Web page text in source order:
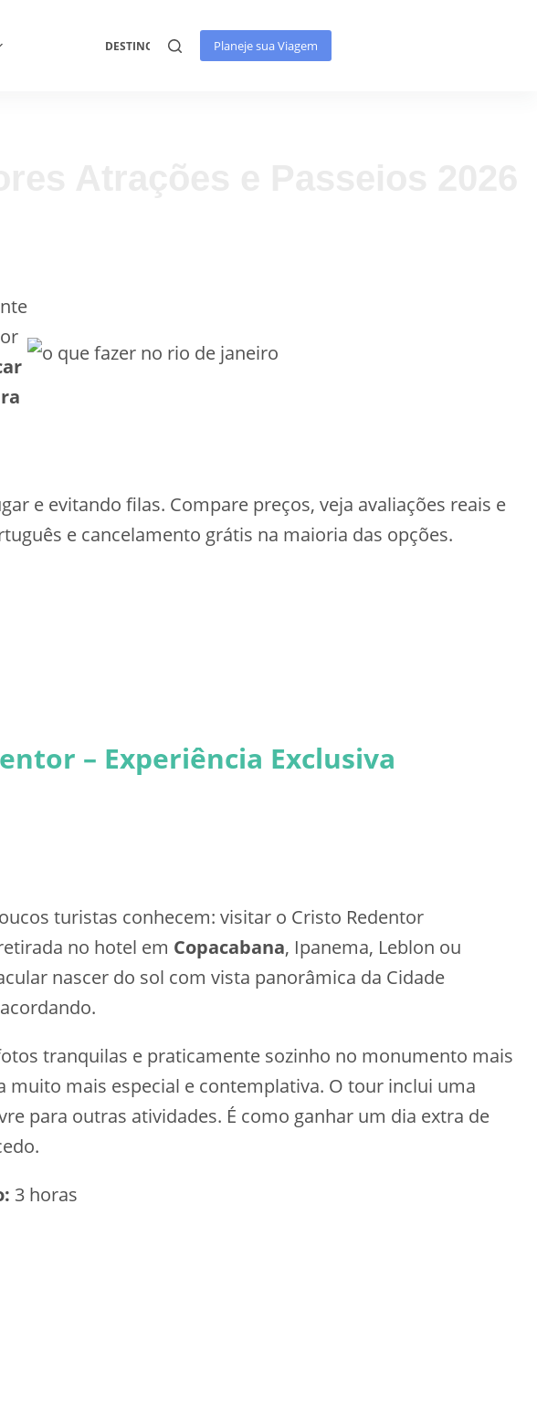
DESTINOS Planeje sua Viagem
e evitando filas. Compare preços, veja avaliações reais e
e cancelamento grátis na maioria das opções.
– Experiência Exclusiva
turistas conhecem: visitar o Cristo Redentor
no hotel em Copacabana, Ipanema, Leblon ou
nascer do sol com vista panorâmica da Cidade
tranquilas e praticamente sozinho no monumento mais
muito mais especial e contemplativa. O tour inclui uma
para outras atividades. É como ganhar um dia extra de
3 horas